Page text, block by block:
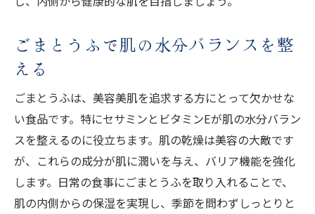
ごまとうふで肌の水分バランスを整
える
ごまとうふは、美容美肌を追求する方にとって欠かせな
い食品です。特にセサミンとビタミンEが肌の水分バラン
スを整えるのに役立ちます。肌の乾燥は美容の大敵です
が、これらの成分が肌に潤いを与え、バリア機能を強化
します。日常の食事にごまとうふを取り入れることで、
肌の内側からの保湿を実現し、季節を問わずしっとりと